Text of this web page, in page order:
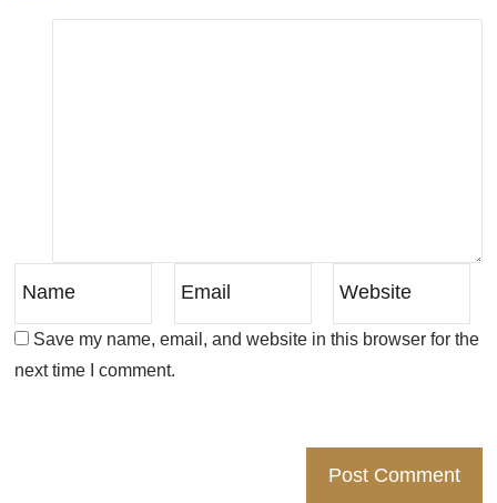
Save my name, email, and website in this browser for the
next time I comment.